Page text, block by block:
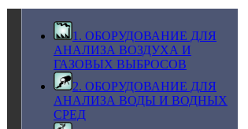
1. ОБОРУДОВАНИЕ ДЛЯ
АНАЛИЗА ВОЗДУХА И
ГАЗОВЫХ ВЫБРОСОВ
2. ОБОРУДОВАНИЕ ДЛЯ
АНАЛИЗА ВОДЫ И ВОДНЫХ
СРЕД